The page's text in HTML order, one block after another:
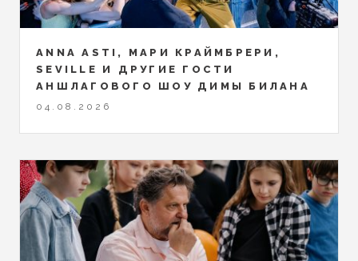
ANNA ASTI, МАРИ КРАЙМБРЕРИ,
SEVILLE И ДРУГИЕ ГОСТИ
АНШЛАГОВОГО ШОУ ДИМЫ БИЛАНА
04.08.2026